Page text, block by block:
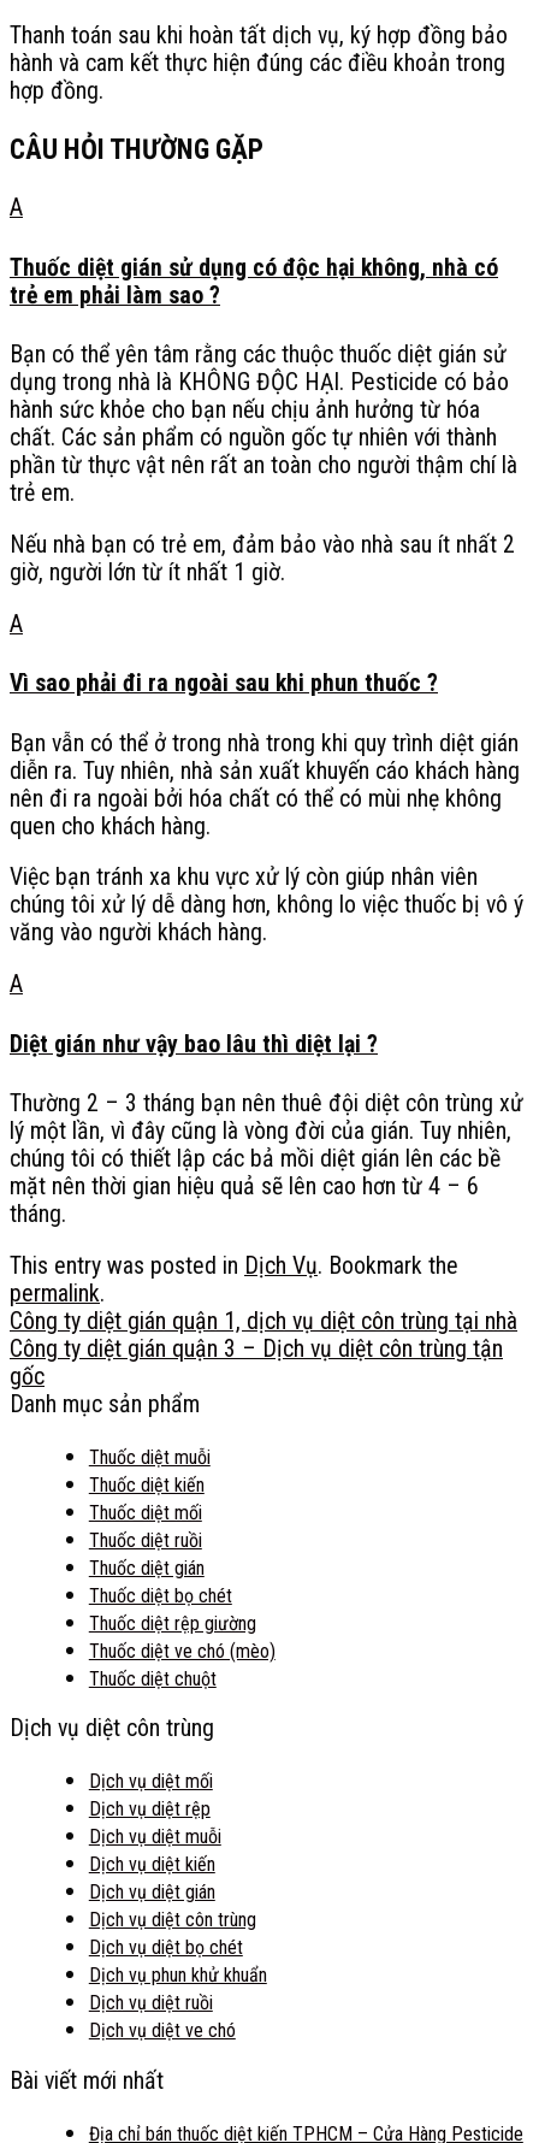
Thanh toán sau khi hoàn tất dịch vụ, ký hợp đồng bảo
hành và cam kết thực hiện đúng các điều khoản trong
hợp đồng.
CÂU HỎI THƯỜNG GẶP
A
Thuốc diệt gián sử dụng có độc hại không, nhà có
trẻ em phải làm sao ?
Bạn có thể yên tâm rằng các thuộc thuốc diệt gián sử
dụng trong nhà là KHÔNG ĐỘC HẠI. Pesticide có bảo
hành sức khỏe cho bạn nếu chịu ảnh hưởng từ hóa
chất. Các sản phẩm có nguồn gốc tự nhiên với thành
phần từ thực vật nên rất an toàn cho người thậm chí là
trẻ em.
Nếu nhà bạn có trẻ em, đảm bảo vào nhà sau ít nhất 2
giờ, người lớn từ ít nhất 1 giờ.
A
Vì sao phải đi ra ngoài sau khi phun thuốc ?
Bạn vẫn có thể ở trong nhà trong khi quy trình diệt gián
diễn ra. Tuy nhiên, nhà sản xuất khuyến cáo khách hàng
nên đi ra ngoài bởi hóa chất có thể có mùi nhẹ không
quen cho khách hàng.
Việc bạn tránh xa khu vực xử lý còn giúp nhân viên
chúng tôi xử lý dễ dàng hơn, không lo việc thuốc bị vô ý
văng vào người khách hàng.
A
Diệt gián như vậy bao lâu thì diệt lại ?
Thường 2 – 3 tháng bạn nên thuê đội diệt côn trùng xử
lý một lần, vì đây cũng là vòng đời của gián. Tuy nhiên,
chúng tôi có thiết lập các bả mồi diệt gián lên các bề
mặt nên thời gian hiệu quả sẽ lên cao hơn từ 4 – 6
tháng.
This entry was posted in Dịch Vụ. Bookmark the
permalink.
Công ty diệt gián quận 1, dịch vụ diệt côn trùng tại nhà
Công ty diệt gián quận 3 – Dịch vụ diệt côn trùng tận
gốc
Danh mục sản phẩm
Thuốc diệt muỗi
Thuốc diệt kiến
Thuốc diệt mối
Thuốc diệt ruồi
Thuốc diệt gián
Thuốc diệt bọ chét
Thuốc diệt rệp giường
Thuốc diệt ve chó (mèo)
Thuốc diệt chuột
Dịch vụ diệt côn trùng
Dịch vụ diệt mối
Dịch vụ diệt rệp
Dịch vụ diệt muỗi
Dịch vụ diệt kiến
Dịch vụ diệt gián
Dịch vụ diệt côn trùng
Dịch vụ diệt bọ chét
Dịch vụ phun khử khuẩn
Dịch vụ diệt ruồi
Dịch vụ diệt ve chó
Bài viết mới nhất
Địa chỉ bán thuốc diệt kiến TPHCM – Cửa Hàng Pesticide